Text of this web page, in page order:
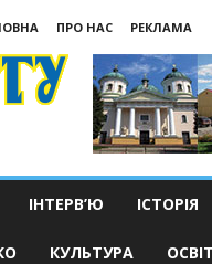
ПРО НАС
РЕКЛАМА
ІНТЕРВ’Ю ІСТОРІЯ
КУЛЬТУРА